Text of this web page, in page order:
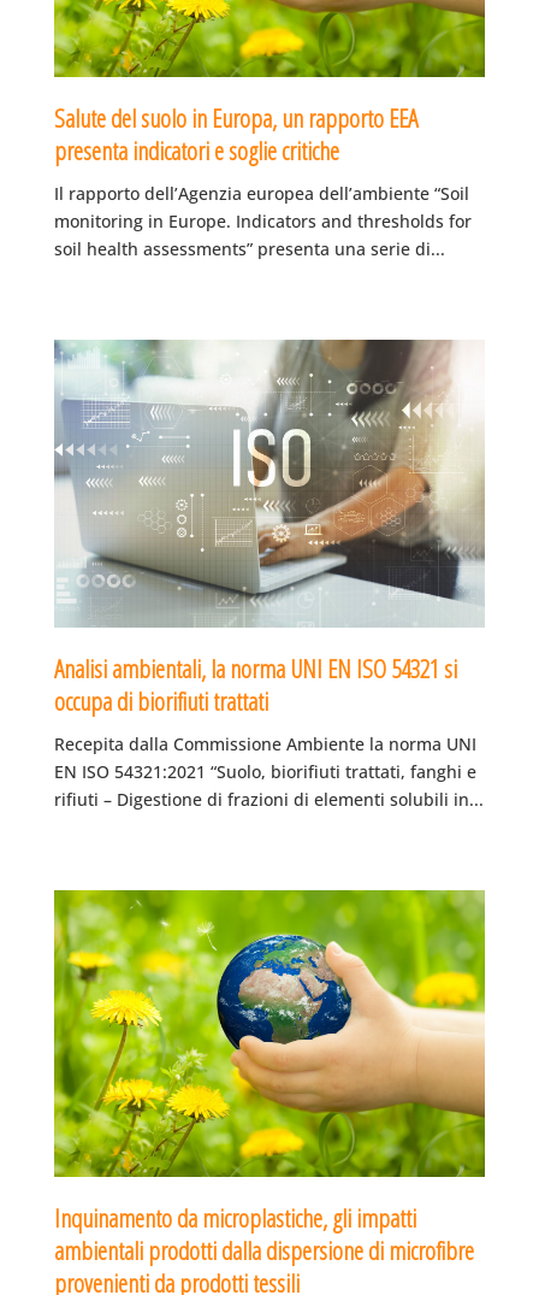
Salute del suolo in Europa, un rapporto EEA
presenta indicatori e soglie critiche
Il rapporto dell’Agenzia europea dell’ambiente “Soil
monitoring in Europe. Indicators and thresholds for
soil health assessments” presenta una serie di...
Analisi ambientali, la norma UNI EN ISO 54321 si
occupa di biorifiuti trattati
Recepita dalla Commissione Ambiente la norma UNI
EN ISO 54321:2021 “Suolo, biorifiuti trattati, fanghi e
rifiuti – Digestione di frazioni di elementi solubili in...
Inquinamento da microplastiche, gli impatti
ambientali prodotti dalla dispersione di microfibre
provenienti da prodotti tessili